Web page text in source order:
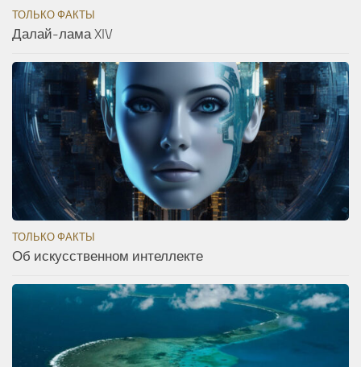
ТОЛЬКО ФАКТЫ
Далай-лама XIV
ТОЛЬКО ФАКТЫ
Об искусственном интеллекте